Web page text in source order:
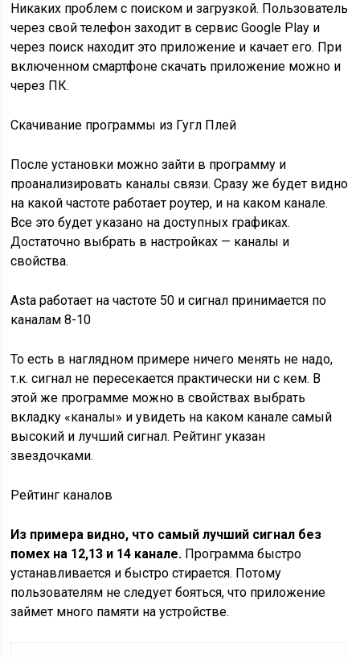
Никаких проблем с поиском и загрузкой. Пользователь
через свой телефон заходит в сервис Google Play и
через поиск находит это приложение и качает его. При
включенном смартфоне скачать приложение можно и
через ПК.
Скачивание программы из Гугл Плей
После установки можно зайти в программу и
проанализировать каналы связи. Сразу же будет видно
на какой частоте работает роутер, и на каком канале.
Все это будет указано на доступных графиках.
Достаточно выбрать в настройках — каналы и
свойства.
Asta работает на частоте 50 и сигнал принимается по
каналам 8-10
То есть в наглядном примере ничего менять не надо,
т.к. сигнал не пересекается практически ни с кем. В
этой же программе можно в свойствах выбрать
вкладку «каналы» и увидеть на каком канале самый
высокий и лучший сигнал. Рейтинг указан
звездочками.
Рейтинг каналов
Из примера видно, что самый лучший сигнал без
помех на 12,13 и 14 канале. Программа быстро
устанавливается и быстро стирается. Потому
пользователям не следует бояться, что приложение
займет много памяти на устройстве.